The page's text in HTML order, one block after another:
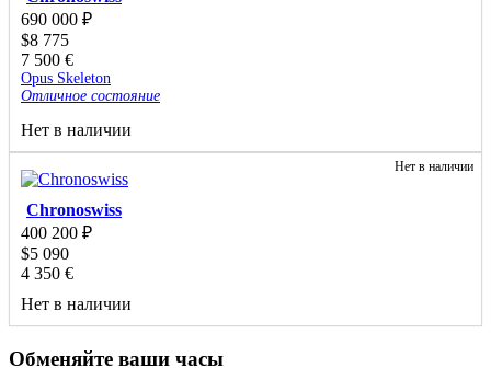
690 000 ₽
$8 775
7 500 €
Opus Skeleton
Отличное состояние
Нет в наличии
Нет в наличии
Chronoswiss
400 200 ₽
$5 090
4 350 €
Нет в наличии
Обменяйте ваши часы